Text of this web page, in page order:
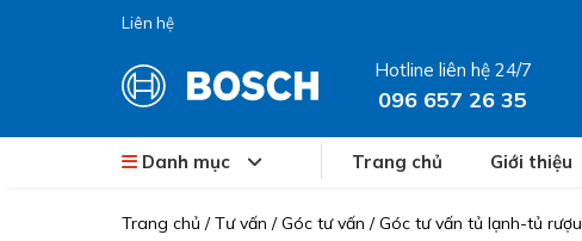
Liên hệ
Hotline liên hệ 24/7
096 657 26 35
Danh mục Trang chủ Giới thiệu
Trang chủ /Tư vấn /Góc tư vấn /Góc tư vấn tủ lạnh-tủ rượu